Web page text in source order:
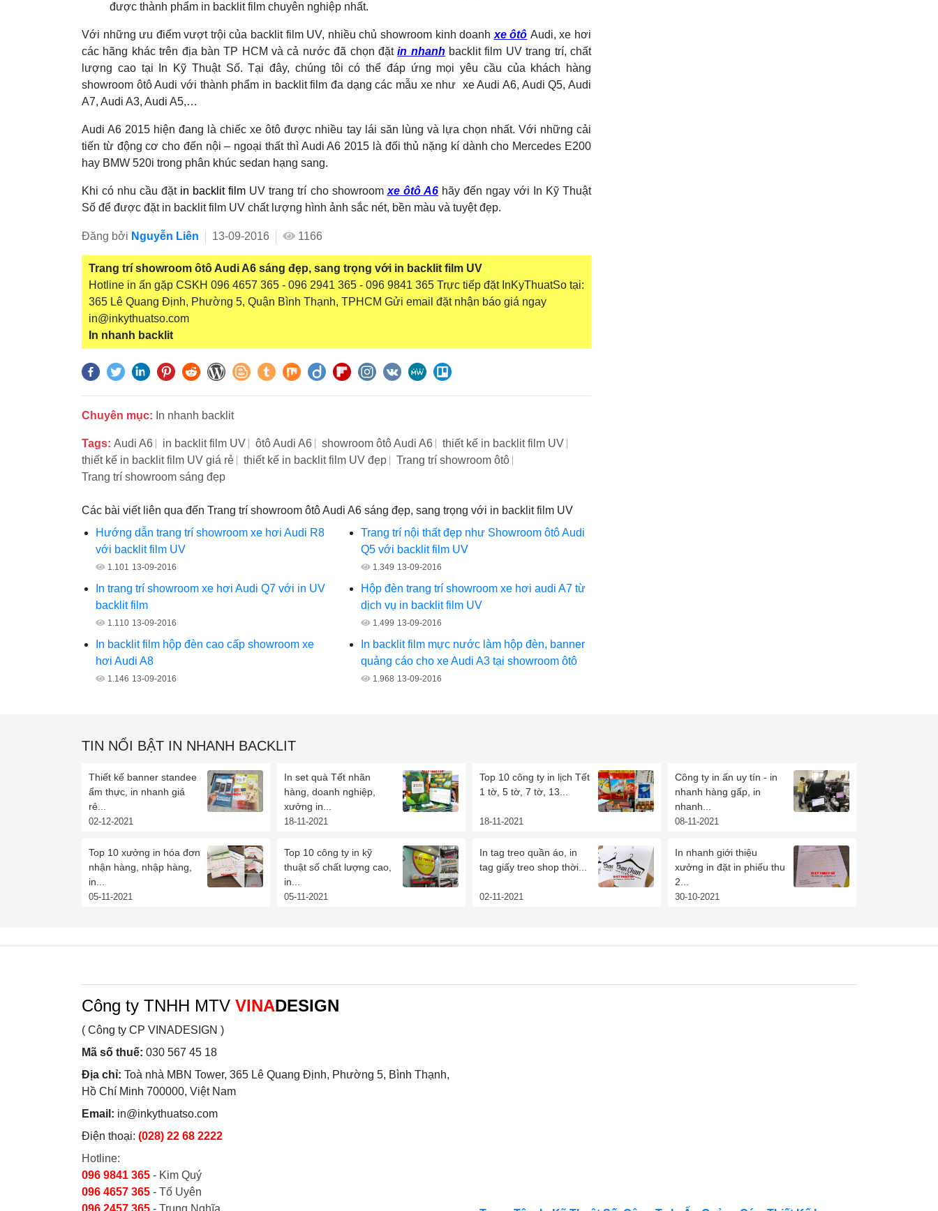
được thành phẩm in backlit film chuyên nghiệp nhất.
Với những ưu điểm vượt trội của backlit film UV, nhiều chủ showroom kinh doanh xe ôtô Audi, xe hơi
các hãng khác trên địa bàn TP HCM và cả nước đã chọn đặtin nhanh backlit film UV trang trí, chất
lượng cao tại In Kỹ Thuật Số. Tại đây, chúng tôi có thể đáp ứng mọi yêu cầu của khách hàng
showroom ôtô Audi với thành phẩm in backlit film đa dạng các mẫu xe như xe Audi A6, Audi Q5, Audi
A7, Audi A3, Audi A5,…
Audi A6 2015 hiện đang là chiếc xe ôtô được nhiều tay lái săn lùng và lựa chọn nhất. Với những cải
tiến từ động cơ cho đến nội – ngoại thất thì Audi A6 2015 là đối thủ nặng kí dành cho Mercedes E200
hay BMW 520i trong phân khúc sedan hạng sang.
Khi có nhu cầu đặt in backlit film UV trang trí cho showroom xe ôtô A6hãy đến ngay với In Kỹ Thuật
Số để được đặt in backlit film UV chất lượng hình ảnh sắc nét, bền màu và tuyệt đẹp.
Đăng bởi Nguyễn Liên 13-09-2016 1166
Trang trí showroom ôtô Audi A6 sáng đẹp, sang trọng với in backlit film UV
Hotline in ấn gặp CSKH 096 4657 365 - 096 2941 365 - 096 9841 365 Trực tiếp đặt InKyThuatSo tại:
365 Lê Quang Định, Phường 5, Quận Bình Thạnh, TPHCM Gửi email đặt nhận báo giá ngay
in@inkythuatso.com
In nhanh backlit
Chuyên mục: In nhanh backlit
Tags: Audi A6 in backlit film UV ôtô Audi A6 showroom ôtô Audi A6
thiết kế in backlit film UV
thiết kế in backlit film UV giá rẻ
thiết kế in backlit film UV đẹp
Trang trí showroom ôtô
Trang trí showroom sáng đẹp
Các bài viết liên qua đến Trang trí showroom ôtô Audi A6 sáng đẹp, sang trọng với in backlit film UV
Hướng dẫn trang trí showroom xe hơi Audi R8
với backlit film UV
1.101 13-09-2016
In trang trí showroom xe hơi Audi Q7 với in UV
backlit film
1.110 13-09-2016
In backlit film hộp đèn cao cấp showroom xe
hơi Audi A8
1.146 13-09-2016
Trang trí nội thất đẹp như Showroom ôtô Audi
Q5 với backlit film UV
1.349 13-09-2016
Hộp đèn trang trí showroom xe hơi audi A7 từ
dịch vụ in backlit film UV
1.499 13-09-2016
In backlit film mực nước làm hộp đèn, banner
quảng cáo cho xe Audi A3 tại showroom ôtô
1.968 13-09-2016
TIN NỔI BẬT IN NHANH BACKLIT
Thiết kế banner standee
ẩm thực, in nhanh giá
rẻ...
02-12-2021
In set quà Tết nhãn
hàng, doanh nghiệp,
xưởng in...
18-11-2021
Top 10 công ty in lịch Tết
1 tờ, 5 tờ, 7 tờ, 13...
18-11-2021
Công ty in ấn uy tín - in
nhanh hàng gấp, in
nhanh...
08-11-2021
Top 10 xưởng in hóa đơn
nhận hàng, nhập hàng,
in...
05-11-2021
Top 10 công ty in kỹ
thuật số chất lượng cao,
in...
05-11-2021
In tag treo quần áo, in
tag giấy treo shop thời...
02-11-2021
In nhanh giới thiệu
xưởng in đặt in phiếu thu
2...
30-10-2021
Công ty TNHH MTV VINADESIGN
( Công ty CP VINADESIGN )
Mã số thuế: 030 567 45 18
Địa chỉ: Toà nhà MBN Tower, 365 Lê Quang Định, Phường 5, Bình Thạnh,
Hồ Chí Minh 700000, Việt Nam
Email: in@inkythuatso.com
Điện thoại: (028) 22 68 2222
Hotline:
096 9841 365 - Kim Quý
096 4657 365 - Tố Uyên
096 2457 365 - Trung Nghĩa